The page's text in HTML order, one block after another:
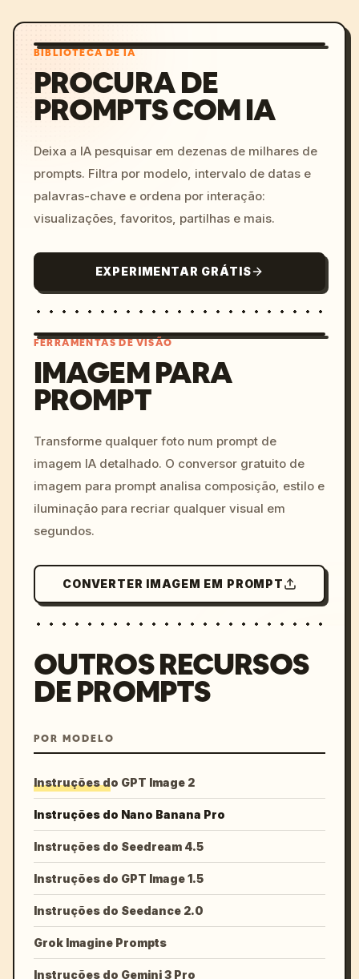
BIBLIOTECA DE IA
PROCURA DE
PROMPTS COM IA
Deixa a IA pesquisar em dezenas de milhares de
prompts. Filtra por modelo, intervalo de datas e
palavras-chave e ordena por interação:
visualizações, favoritos, partilhas e mais.
EXPERIMENTAR GRÁTIS
colors, 8k --v 6.0
FERRAMENTAS DE VISÃO
IMAGEM PARA
PROMPT
Transforme qualquer foto num prompt de
imagem IA detalhado. O conversor gratuito de
imagem para prompt analisa composição, estilo e
iluminação para recriar qualquer visual em
segundos.
CONVERTER IMAGEM EM PROMPT
OUTROS RECURSOS
DE PROMPTS
POR MODELO
Instruções do GPT Image 2
Instruções do Nano Banana Pro
Instruções do Seedream 4.5
Instruções do GPT Image 1.5
Instruções do Seedance 2.0
Grok Imagine Prompts
Instruções do Gemini 3 Pro